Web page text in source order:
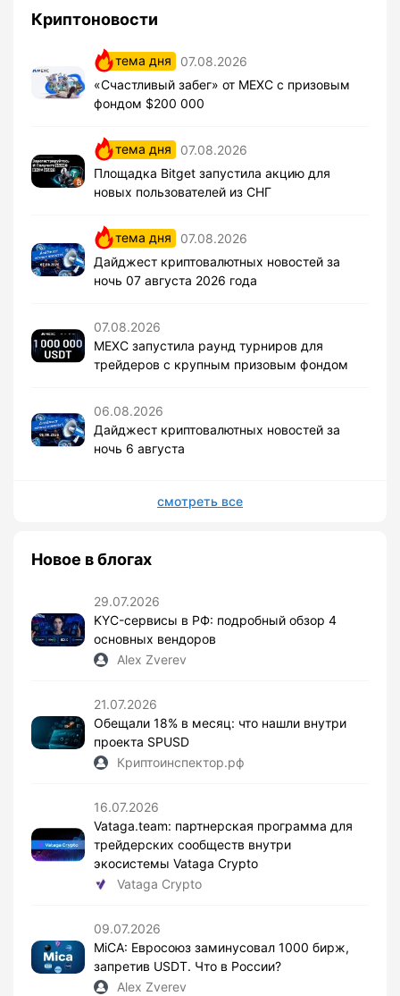
Криптоновости
тема дня
07.08.2026
«Счастливый забег» от MEXC с призовым
фондом $200 000
тема дня
07.08.2026
Площадка Bitget запустила акцию для
новых пользователей из СНГ
тема дня
07.08.2026
Дайджест криптовалютных новостей за
ночь 07 августа 2026 года
07.08.2026
MEXC запустила раунд турниров для
трейдеров с крупным призовым фондом
06.08.2026
Дайджест криптовалютных новостей за
ночь 6 августа
смотреть все
Новое в блогах
29.07.2026
KYC-сервисы в РФ: подробный обзор 4
основных вендоров
Alex Zverev
21.07.2026
Обещали 18% в месяц: что нашли внутри
проекта SPUSD
Криптоинспектор.рф
16.07.2026
Vataga.team: партнерская программа для
трейдерских сообществ внутри
экосистемы Vataga Crypto
Vataga Crypto
09.07.2026
MiCA: Евросоюз заминусовал 1000 бирж,
запретив USDT. Что в России?
Alex Zverev